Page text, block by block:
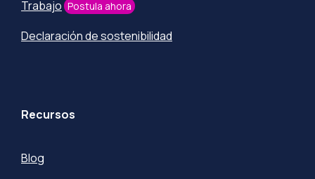
Trabajo Postula ahora
Declaración de sostenibilidad
Recursos
Blog